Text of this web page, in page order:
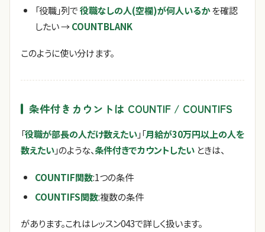
「役職」列で役職なしの人(空欄)が何人いるかを確認
したい →COUNTBLANK
このように使い分けます。
条件付きカウントは COUNTIF / COUNTIFS
「役職が部長の人だけ数えたい」「月給が30万円以上の人を
数えたい」のような、条件付きでカウントしたい ときは、
COUNTIF関数:1つの条件
COUNTIFS関数:複数の条件
があります。これはレッスン043で詳しく扱います。